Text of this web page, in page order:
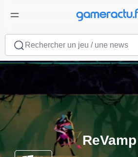
Rechercher un jeu / une news
ReVamp